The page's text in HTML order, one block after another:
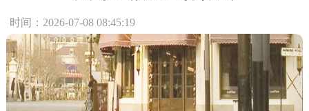
时间：2026-07-08 08:45:19